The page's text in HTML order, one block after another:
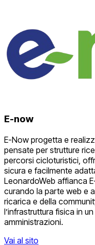
E-now
E-Now progetta e
pensate per strutture
percorsi cicloturistici,
sicura e facilmente
LeonardoWeb affianca
curando la parte web e
ricarica e della
l’infrastruttura fisica in
amministrazioni.
Vai al sito